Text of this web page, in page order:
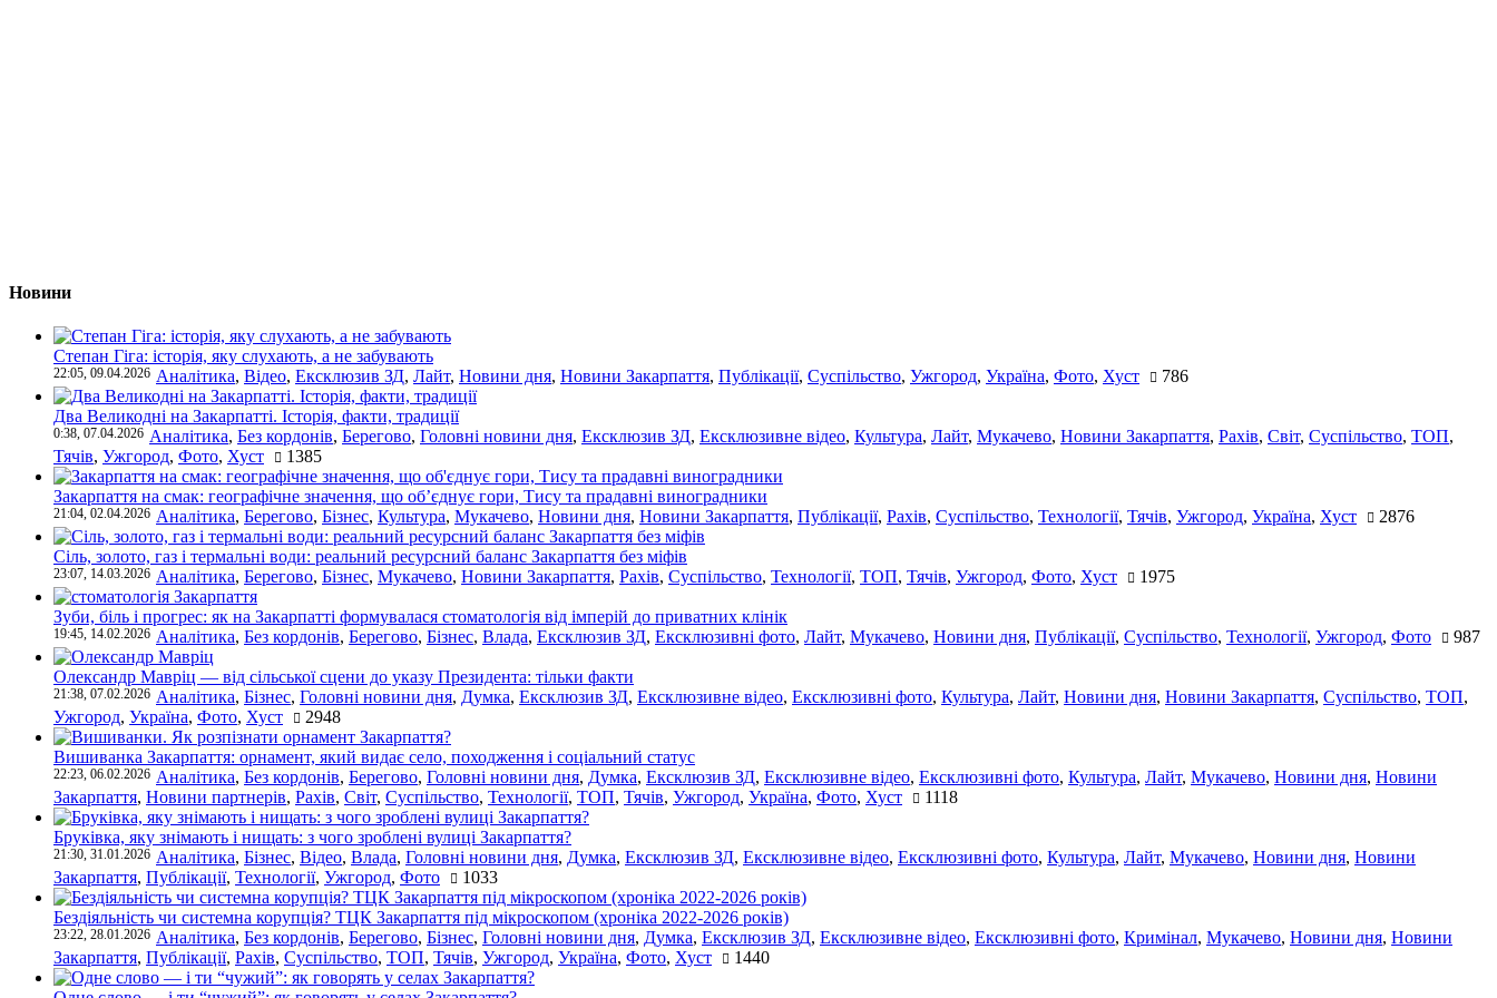
Новини
Степан Гіга: історія, яку слухають, а не забувають
22:05, 09.04.2026 Аналітика, Відео, Ексклюзив ЗД, Лайт, Новини дня, Новини Закарпаття, Публікації, Суспільство, Ужгород, Україна, Фото, Хуст 786
Два Великодні на Закарпатті. Історія, факти, традиції
0:38, 07.04.2026 Аналітика, Без кордонів, Берегово, Головні новини дня, Ексклюзив ЗД, Ексклюзивне відео, Культура, Лайт, Мукачево, Новини Закарпаття, Рахів, Світ, Суспільство, ТОП,
Тячів, Ужгород, Фото, Хуст 1385
Закарпаття на смак: географічне значення, що об’єднує гори, Тису та прадавні виноградники
21:04, 02.04.2026 Аналітика, Берегово, Бізнес, Культура, Мукачево, Новини дня, Новини Закарпаття, Публікації, Рахів, Суспільство, Технології, Тячів, Ужгород, Україна, Хуст 2876
Сіль, золото, газ і термальні води: реальний ресурсний баланс Закарпаття без міфів
23:07, 14.03.2026 Аналітика, Берегово, Бізнес, Мукачево, Новини Закарпаття, Рахів, Суспільство, Технології, ТОП, Тячів, Ужгород, Фото, Хуст 1975
Зуби, біль і прогрес: як на Закарпатті формувалася стоматологія від імперій до приватних клінік
19:45, 14.02.2026 Аналітика, Без кордонів, Берегово, Бізнес, Влада, Ексклюзив ЗД, Ексклюзивні фото, Лайт, Мукачево, Новини дня, Публікації, Суспільство, Технології, Ужгород, Фото 987
Олександр Мавріц — від сільської сцени до указу Президента: тільки факти
21:38, 07.02.2026 Аналітика, Бізнес, Головні новини дня, Думка, Ексклюзив ЗД, Ексклюзивне відео, Ексклюзивні фото, Культура, Лайт, Новини дня, Новини Закарпаття, Суспільство, ТОП,
Ужгород, Україна, Фото, Хуст 2948
Вишиванка Закарпаття: орнамент, який видає село, походження і соціальний статус
22:23, 06.02.2026 Аналітика, Без кордонів, Берегово, Головні новини дня, Думка, Ексклюзив ЗД, Ексклюзивне відео, Ексклюзивні фото, Культура, Лайт, Мукачево, Новини дня, Новини
Закарпаття, Новини партнерів, Рахів, Світ, Суспільство, Технології, ТОП, Тячів, Ужгород, Україна, Фото, Хуст 1118
Бруківка, яку знімають і нищать: з чого зроблені вулиці Закарпаття?
21:30, 31.01.2026 Аналітика, Бізнес, Відео, Влада, Головні новини дня, Думка, Ексклюзив ЗД, Ексклюзивне відео, Ексклюзивні фото, Культура, Лайт, Мукачево, Новини дня, Новини
Закарпаття, Публікації, Технології, Ужгород, Фото 1033
Бездіяльність чи системна корупція? ТЦК Закарпаття під мікроскопом (хроніка 2022-2026 років)
23:22, 28.01.2026 Аналітика, Без кордонів, Берегово, Бізнес, Головні новини дня, Думка, Ексклюзив ЗД, Ексклюзивне відео, Ексклюзивні фото, Кримінал, Мукачево, Новини дня, Новини
Закарпаття, Публікації, Рахів, Суспільство, ТОП, Тячів, Ужгород, Україна, Фото, Хуст 1440